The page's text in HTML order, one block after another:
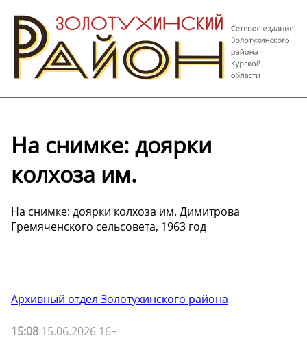
На снимке: доярки
колхоза им.
На снимке: доярки колхоза им. Димитрова
Гремяченского сельсовета, 1963 год
Архивный отдел Золотухинского района
15:08 15.06.2026 16+